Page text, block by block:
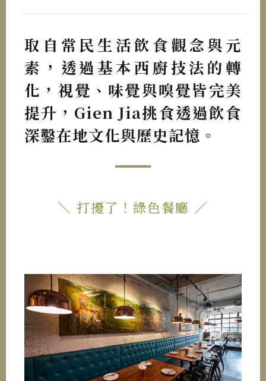
取自常民生活飲食觀念與元
素，透過基本西廚技法的轉
化，視覺、味覺與嗅覺皆完美
提升，Gien Jia挑食透過飲食
深鑿在地文化與歷史記憶。
＼ 打擾了！綠色餐廳 ／